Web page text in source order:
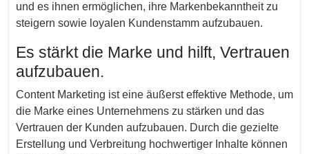
und es ihnen ermöglichen, ihre Markenbekanntheit zu
steigern sowie loyalen Kundenstamm aufzubauen.
Es stärkt die Marke und hilft, Vertrauen
aufzubauen.
Content Marketing ist eine äußerst effektive Methode, um
die Marke eines Unternehmens zu stärken und das
Vertrauen der Kunden aufzubauen. Durch die gezielte
Erstellung und Verbreitung hochwertiger Inhalte können